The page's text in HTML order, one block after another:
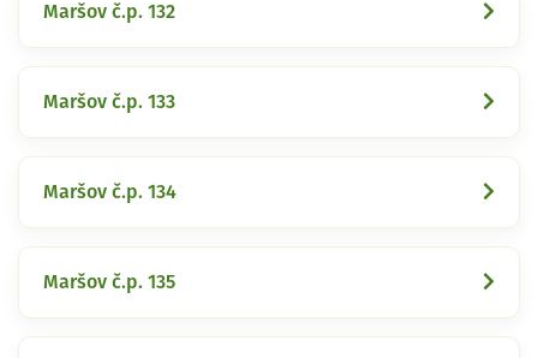
Maršov č.p. 132
Maršov č.p. 133
Maršov č.p. 134
Maršov č.p. 135